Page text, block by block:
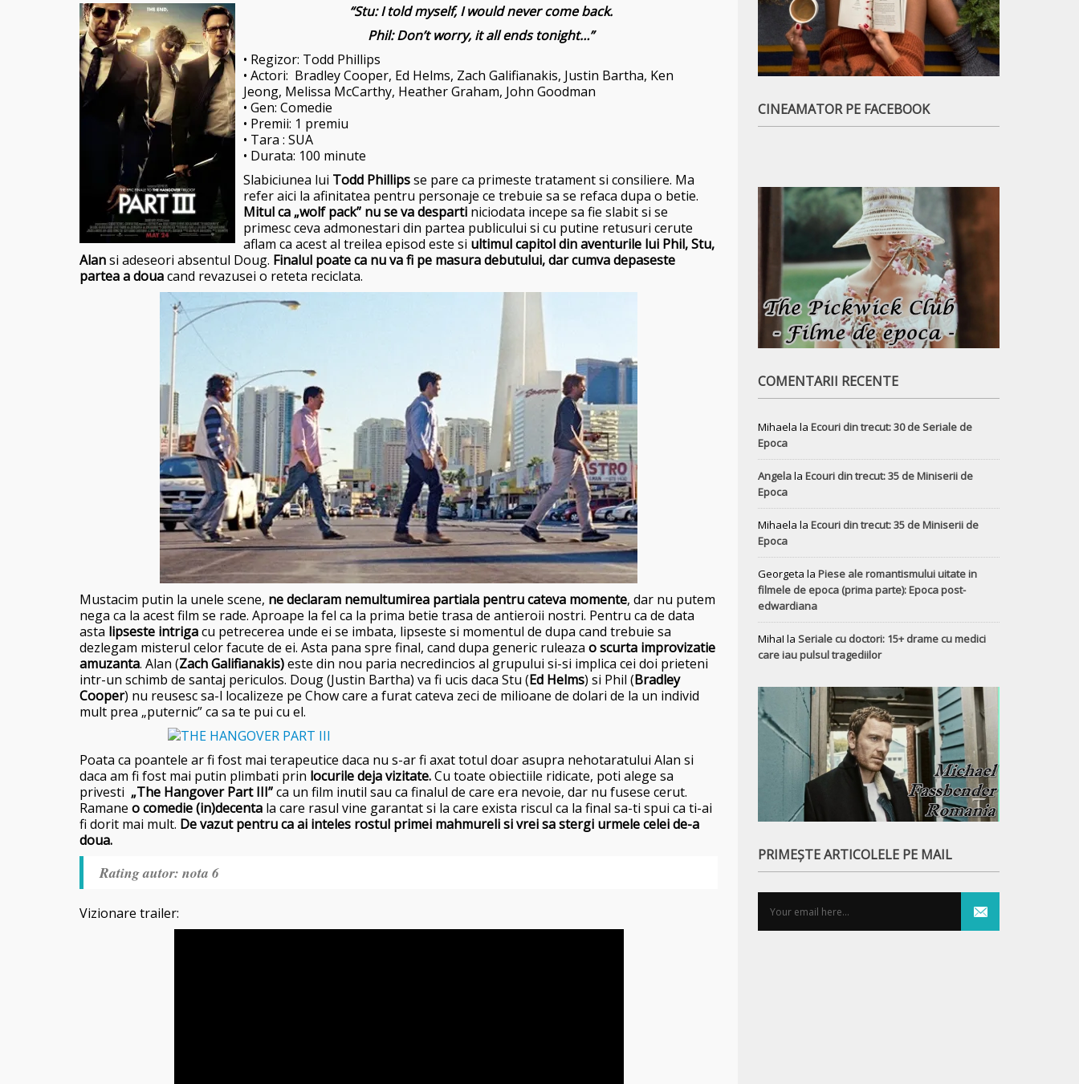
“Stu: I told myself, I would never come back.
Phil: Don’t worry, it all ends tonight…”
• Regizor: Todd Phillips
• Actori: Bradley Cooper, Ed Helms, Zach Galifianakis, Justin Bartha, Ken
Jeong, Melissa McCarthy, Heather Graham, John Goodman
• Gen: Comedie
• Premii: 1 premiu
• Tara : SUA
• Durata: 100 minute
Slabiciunea lui Todd Phillipsse pare ca primeste tratament si consiliere. Ma
refer aici la afinitatea pentru personaje ce trebuie sa se refaca dupa o betie.
Mitul ca „wolf pack” nu se va desparti niciodata incepe sa fie slabit si se
primesc ceva admonestari din partea publicului si cu putine retusuri cerute
aflam ca acest al treilea episod este si ultimul capitol din aventurile lui Phil, Stu,
Alansi adeseori absentul Doug. Finalul poate ca nu va fi pe masura debutului, dar cumva depaseste
partea a douacand revazusei o reteta reciclata.
Mustacim putin la unele scene, ne declaram nemultumirea partiala pentru cateva momente, dar nu putem
nega ca la acest film se rade. Aproape la fel ca la prima betie trasa de antieroii nostri. Pentru ca de data
asta lipseste intrigacu petrecerea unde ei se imbata, lipseste si momentul de dupa cand trebuie sa
dezlegam misterul celor facute de ei. Asta pana spre final, cand dupa generic ruleaza o scurta improvizatie
amuzanta. Alan (Zach Galifianakis)este din nou paria necredincios al grupului si-si implica cei doi prieteni
intr-un schimb de santaj periculos. Doug (Justin Bartha) va fi ucis daca Stu (Ed Helms) si Phil (Bradley
Cooper) nu reusesc sa-l localizeze pe Chow care a furat cateva zeci de milioane de dolari de la un individ
mult prea „puternic” ca sa te pui cu el.
Poata ca poantele ar fi fost mai terapeutice daca nu s-ar fi axat totul doar asupra nehotaratului Alan si
daca am fi fost mai putin plimbati prin locurile deja vizitate.Cu toate obiectiile ridicate, poti alege sa
privesti „The Hangover Part III”ca un film inutil sau ca finalul de care era nevoie, dar nu fusese cerut.
Ramane o comedie (in)decenta la care rasul vine garantat si la care exista riscul ca la final sa-ti spui ca ti-ai
fi dorit mai mult. De vazut pentru ca ai inteles rostul primei mahmureli si vrei sa stergi urmele celei de-a
doua.
Rating autor: nota 6
Vizionare trailer:
CINEAMATOR PE FACEBOOK
COMENTARII RECENTE
Mihaela la Ecouri din trecut: 30 de Seriale de
Epoca
Angelala Ecouri din trecut: 35 de Miniserii de
Epoca
Mihaela la Ecouri din trecut: 35 de Miniserii de
Epoca
Georgeta la Piese ale romantismului uitate in
filmele de epoca (prima parte): Epoca post-
edwardiana
MihaI la Seriale cu doctori: 15+ drame cu medici
care iau pulsul tragediilor
PRIMEȘTE ARTICOLELE PE MAIL